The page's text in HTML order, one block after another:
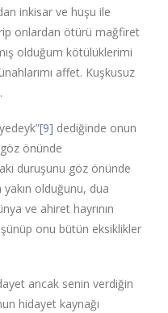
inkisar ve huşu ile
onlardan ötürü mağfiret
olduğum kötülüklerimi
affet. Kuşkusuz
[9] dediğinde onun
önünde
duruşunu göz önünde
yakın olduğunu, dua
ve ahiret hayrının
onu bütün eksiklikler
ancak senin verdiğin
hidayet kaynağı